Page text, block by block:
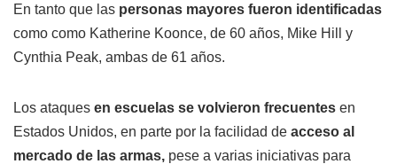
En tanto que las personas mayores fueron identificadas
como como Katherine Koonce, de 60 años, Mike Hill y
Cynthia Peak, ambas de 61 años.
Los ataques en escuelas se volvieron frecuentes en
Estados Unidos, en parte por la facilidad de acceso al
mercado de las armas, pese a varias iniciativas para